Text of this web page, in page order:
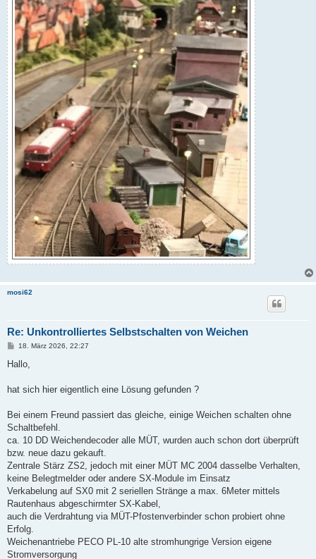
mosi62
Re: Unkontrolliertes Selbstschalten von Weichen
B
i
a
18. März 2026, 22:27
Hallo,
hat sich hier eigentlich eine Lösung gefunden ?
Bei einem Freund passiert das gleiche, einige Weichen schalten ohne
Schaltbefehl.
ca. 10 DD Weichendecoder alle MÜT, wurden auch schon dort überprüft
bzw. neue dazu gekauft.
Zentrale Stärz ZS2, jedoch mit einer MÜT MC 2004 dasselbe Verhalten,
keine Belegtmelder oder andere SX-Module im Einsatz
Verkabelung auf SX0 mit 2 seriellen Stränge a max. 6Meter mittels
Rautenhaus abgeschirmter SX-Kabel,
auch die Verdrahtung via MÜT-Pfostenverbinder schon probiert ohne
Erfolg.
Weichenantriebe PECO PL-10 alte stromhungrige Version eigene
Stromversorgung